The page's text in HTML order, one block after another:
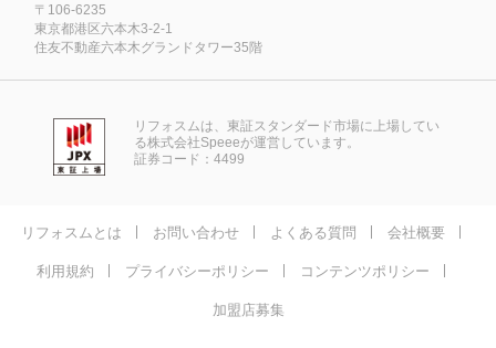
〒106-6235
東京都港区六本木3-2-1
住友不動産六本木グランドタワー35階
リフォスムは、東証スタンダード市場に上場してい
る株式会社Speeeが運営しています。
証券コード：4499
リフォスムとは お問い合わせ よくある質問 会社概要
利用規約 プライバシーポリシー コンテンツポリシー
加盟店募集